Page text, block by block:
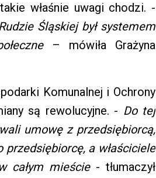
właśnie uwagi chodzi. -
Śląskiej był systemem
– mówiła Grażyna
Komunalnej i Ochrony
są rewolucyjne. - Do tej
umowę z przedsiębiorcą,
przedsiębiorcę, a właściciele
całym mieście- tłumaczył